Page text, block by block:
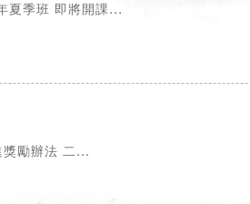
夏季班 即將開課...
獎勵辦法 二...